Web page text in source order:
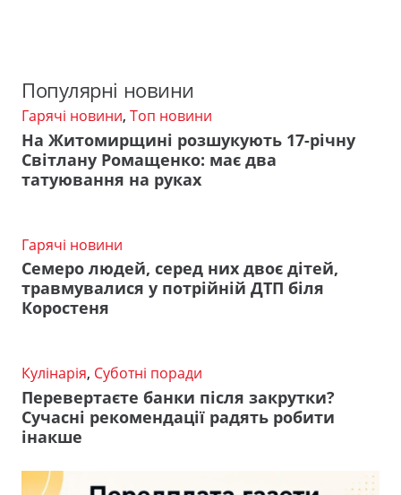
Популярні новини
Гарячі новини, Топ новини
На Житомирщині розшукують 17-річну
Світлану Ромащенко: має два
татуювання на руках
Гарячі новини
Семеро людей, серед них двоє дітей,
травмувалися у потрійній ДТП біля
Коростеня
Кулінарія, Суботні поради
Перевертаєте банки після закрутки?
Сучасні рекомендації радять робити
інакше